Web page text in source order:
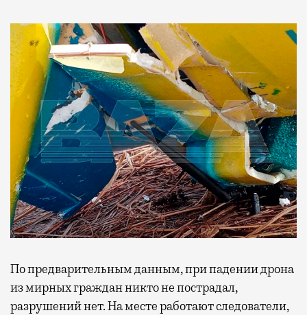
По предварительным данным, при падении дрона
из мирных граждан никто не пострадал,
разрушений нет. На месте работают следователи,